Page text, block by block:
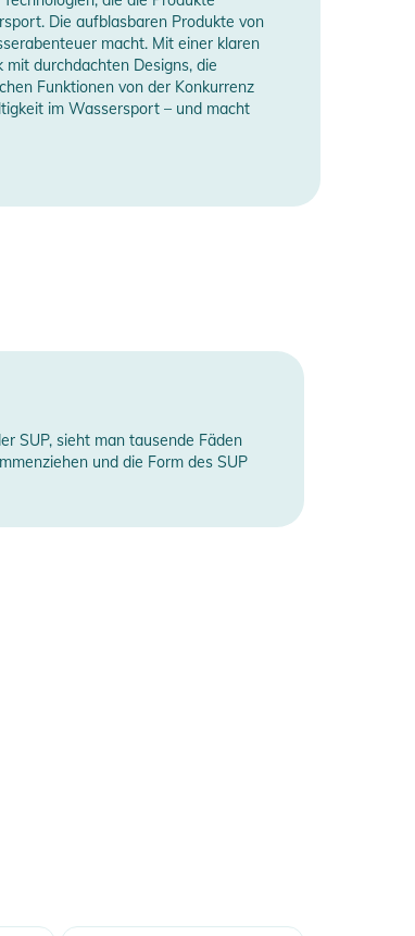
Die aufblasbaren Produkte von
macht. Mit einer klaren
durchdachten Designs, die
Funktionen von der Konkurrenz
im Wassersport – und macht
SUP, sieht man tausende Fäden
und die Form des SUP